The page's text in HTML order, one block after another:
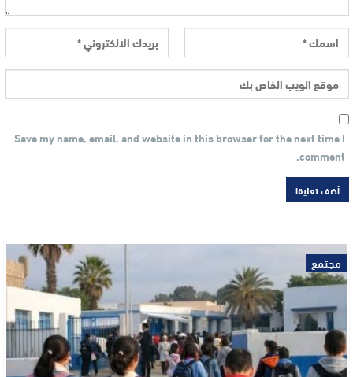
Save my name, email, and website in this browser for the next time I
comment.
مجتمع